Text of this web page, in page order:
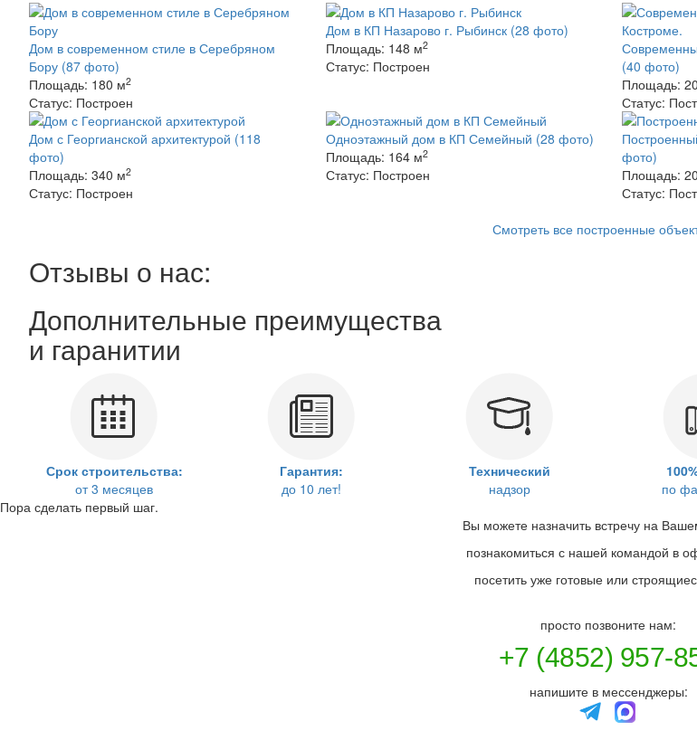
Дом в современном стиле в Серебряном
Бору (87 фото)
Площадь: 180 м2
Статус: Построен
Дом в КП Назарово г. Рыбинск (28 фото)
Площадь: 148 м2
Статус: Построен
(40 фото)
Площадь:
Статус:
Дом с Георгианской архитектурой (118
фото)
Площадь: 340 м2
Статус: Построен
Одноэтажный дом в КП Семейный (28 фото)
Площадь: 164 м2
Статус: Построен
фото)
Площадь:
Статус:
Смотреть все построенные
Отзывы о нас:
Дополнительные преимущества
и гаранитии
Срок строительства:
от 3 месяцев
Гарантия:
до 10 лет!
Технический
надзор
по
Пора сделать первый шаг.
Вы можете назначить встречу на
познакомиться с нашей командой в
посетить уже готовые или
просто позвоните нам:
+7 (4852) 957-
напишите в мессенджеры: